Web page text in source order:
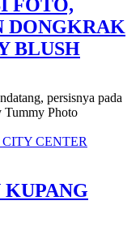
FOTO,
DONGKRAK
BLUSH
persisnya pada
Tummy Photo
KUPANG